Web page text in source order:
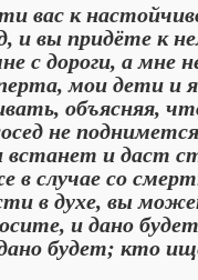
к
и вы придёте к
с дороги, а мне
мои дети и
объясняя,
не
и даст
случае со
в духе, вы
и дано
будет; кто